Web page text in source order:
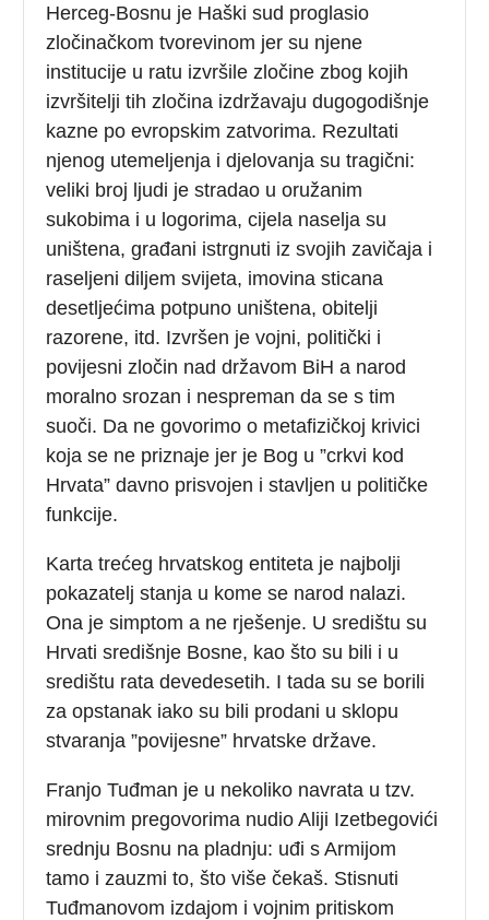
Herceg-Bosnu je Haški sud proglasio
zločinačkom tvorevinom jer su njene
institucije u ratu izvršile zločine zbog kojih
izvršitelji tih zločina izdržavaju dugogodišnje
kazne po evropskim zatvorima. Rezultati
njenog utemeljenja i djelovanja su tragični:
veliki broj ljudi je stradao u oružanim
sukobima i u logorima, cijela naselja su
uništena, građani istrgnuti iz svojih zavičaja i
raseljeni diljem svijeta, imovina sticana
desetljećima potpuno uništena, obitelji
razorene, itd. Izvršen je vojni, politički i
povijesni zločin nad državom BiH a narod
moralno srozan i nespreman da se s tim
suoči. Da ne govorimo o metafizičkoj krivici
koja se ne priznaje jer je Bog u ”crkvi kod
Hrvata” davno prisvojen i stavljen u političke
funkcije.
Karta trećeg hrvatskog entiteta je najbolji
pokazatelj stanja u kome se narod nalazi.
Ona je simptom a ne rješenje. U središtu su
Hrvati središnje Bosne, kao što su bili i u
središtu rata devedesetih. I tada su se borili
za opstanak iako su bili prodani u sklopu
stvaranja ”povijesne” hrvatske države.
Franjo Tuđman je u nekoliko navrata u tzv.
mirovnim pregovorima nudio Aliji Izetbegovići
srednju Bosnu na pladnju: uđi s Armijom
tamo i zauzmi to, što više čekaš. Stisnuti
Tuđmanovom izdajom i vojnim pritiskom